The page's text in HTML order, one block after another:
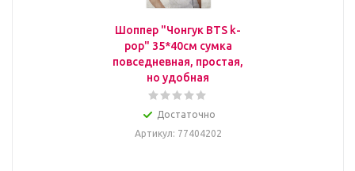
Шоппер "Чонгук BTS k-
pop" 35*40см сумка
повседневная, простая,
но удобная
Достаточно
Артикул: 77404202